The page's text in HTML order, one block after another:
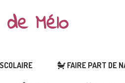
de Mélo
FAIRE PART DE